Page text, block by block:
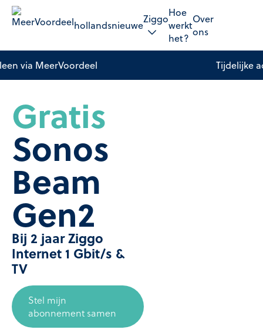
hollandsnieuweZiggoHoe
werkt
het?
Over
ons
via MeerVoordeel Tijdelijke
Gratis
Sonos
Beam
Gen2
Bij 2 jaar Ziggo
Internet 1 Gbit/s &
TV
Stel mijn
abonnement samen